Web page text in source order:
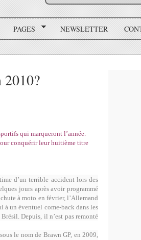
PAGES NEWSLETTER
qui marqueront l’année.
conquérir leur huitième titre
d’un terrible accident lors des
jours après avoir programmé
à moto en février, l’Allemand
à un éventuel come-back dans les
Depuis, il n’est pas remonté
le nom de Brawn GP, en 2009,